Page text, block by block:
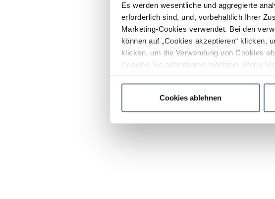
Es werden wesentliche und aggregierte
erforderlich sind, und, vorbehaltlich Ihrer
Marketing-Cookies verwendet. Bei den
können auf „Cookies akzeptieren“ klicken,
klicken, um die Verwendung von Cookies
Cookies Sie akzeptieren möchten. Wenn
Cookies ablehnen